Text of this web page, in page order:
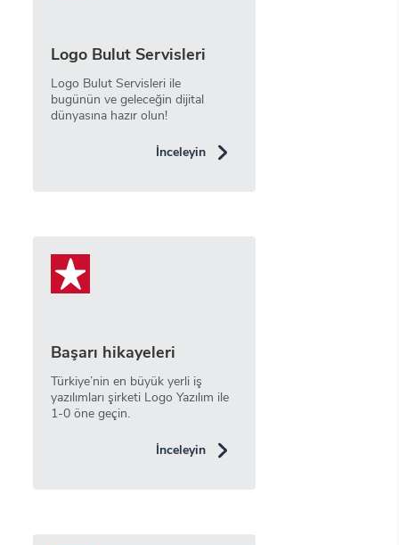
Logo Bulut Servisleri
Logo Bulut Servisleri ile
bugünün ve geleceğin dijital
dünyasına hazır olun!
İnceleyin
Başarı hikayeleri
Türkiye’nin en büyük yerli iş
yazılımları şirketi Logo Yazılım ile
1-0 öne geçin.
İnceleyin